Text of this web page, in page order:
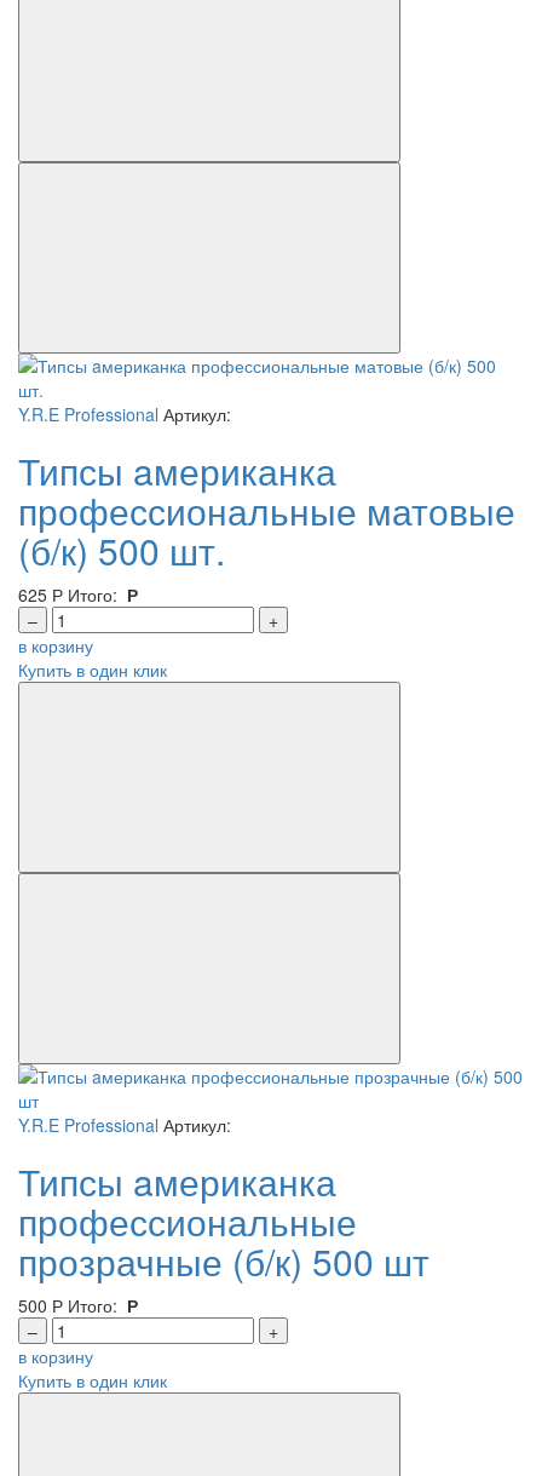
Y.R.E Professional Артикул:
Типсы aмериканка
профессиональные матовые
(б/к) 500 шт.
625 Р Итого: Р
–
+
в корзину
Купить в один клик
Y.R.E Professional Артикул:
Типсы aмериканка
профессиональные
прозрачные (б/к) 500 шт
500 Р Итого: Р
–
+
в корзину
Купить в один клик